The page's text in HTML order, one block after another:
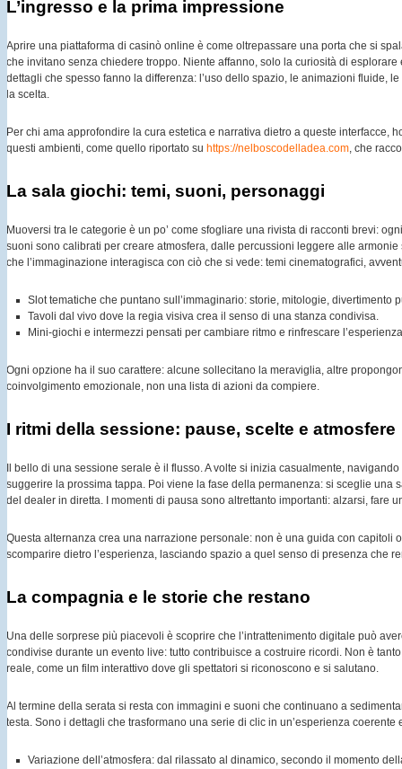
L’ingresso e la prima impressione
Aprire una piattaforma di casinò online è come oltrepassare una porta che si
che invitano senza chiedere troppo. Niente affanno, solo la curiosità di
dettagli che spesso fanno la differenza: l’uso dello spazio, le animazioni fluide,
la scelta.
Per chi ama approfondire la cura estetica e narrativa dietro a queste
questi ambienti, come quello riportato su https://nelboscodelladea.com, che
La sala giochi: temi, suoni, personaggi
Muoversi tra le categorie è un po’ come sfogliare una rivista di racconti brevi:
suoni sono calibrati per creare atmosfera, dalle percussioni leggere alle
che l’immaginazione interagisca con ciò che si vede: temi cinematografici,
Slot tematiche che puntano sull’immaginario: storie, mitologie, divertimento
Tavoli dal vivo dove la regia visiva crea il senso di una stanza condivisa.
Mini-giochi e intermezzi pensati per cambiare ritmo e rinfrescare
Ogni opzione ha il suo carattere: alcune sollecitano la meraviglia, altre
coinvolgimento emozionale, non una lista di azioni da compiere.
I ritmi della sessione: pause, scelte e atmosfere
Il bello di una sessione serale è il flusso. A volte si inizia casualmente,
suggerire la prossima tappa. Poi viene la fase della permanenza: si sceglie
del dealer in diretta. I momenti di pausa sono altrettanto importanti: alzarsi, fare
Questa alternanza crea una narrazione personale: non è una guida con
scomparire dietro l’esperienza, lasciando spazio a quel senso di presenza che
La compagnia e le storie che restano
Una delle sorprese più piacevoli è scoprire che l’intrattenimento digitale può
condivise durante un evento live: tutto contribuisce a costruire ricordi. Non è
reale, come un film interattivo dove gli spettatori si riconoscono e si salutano.
Al termine della serata si resta con immagini e suoni che continuano a
testa. Sono i dettagli che trasformano una serie di clic in un’esperienza
Variazione dell’atmosfera: dal rilassato al dinamico, secondo il momento